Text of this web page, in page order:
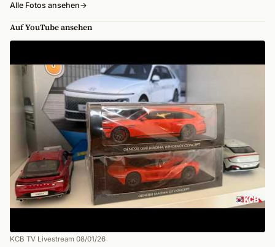
Alle Fotos ansehen→
Auf YouTube ansehen
KCB TV Livestream 08/01/26